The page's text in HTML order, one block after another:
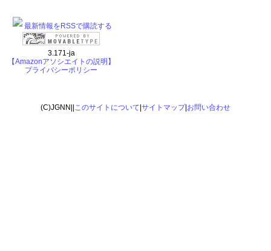
最新情報をRSSで購読する
3.171-ja
【Amazonアソシエイトの説明】
プライバシーポリシー
(C)JGNN|| このサイトについて サイトマップ| お問い合わせ